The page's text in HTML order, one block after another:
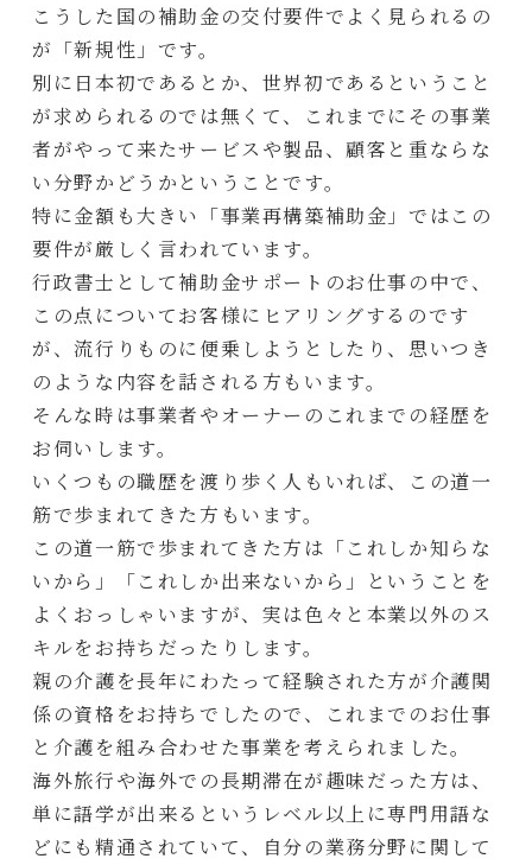
こうした国の補助金の交付要件でよく見られるの
が「新規性」です。
別に日本初であるとか、世界初であるということ
が求められるのでは無くて、これまでにその事業
者がやって来たサービスや製品、顧客と重ならな
い分野かどうかということです。
特に金額も大きい「事業再構築補助金」ではこの
要件が厳しく言われています。
行政書士として補助金サポートのお仕事の中で、
この点についてお客様にヒアリングするのです
が、流行りものに便乗しようとしたり、思いつき
のような内容を話される方もいます。
そんな時は事業者やオーナーのこれまでの経歴を
お伺いします。
いくつもの職歴を渡り歩く人もいれば、この道一
筋で歩まれてきた方もいます。
この道一筋で歩まれてきた方は「これしか知らな
いから」「これしか出来ないから」ということを
よくおっしゃいますが、実は色々と本業以外のス
キルをお持ちだったりします。
親の介護を長年にわたって経験された方が介護関
係の資格をお持ちでしたので、これまでのお仕事
と介護を組み合わせた事業を考えられました。
海外旅行や海外での長期滞在が趣味だった方は、
単に語学が出来るというレベル以上に専門用語な
どにも精通されていて、自分の業務分野に関して